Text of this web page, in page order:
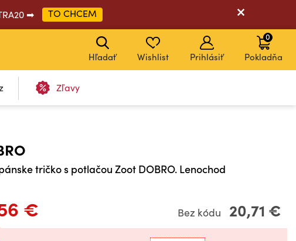
➡ TO CHCEM
Zľavy
Hľadať Wishlist Prihlásiť Pokladňa
0
tričko s potlačou Zoot DOBRO. Lenochod
€ Bez kódu 20,71 €